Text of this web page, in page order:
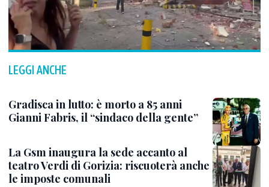
LEGGI ANCHE
Gradisca in lutto: è morto a 85 anni
Gianni Fabris, il “sindaco della gente”
La Gsm inaugura la sede accanto al
teatro Verdi di Gorizia: riscuoterà anche
le imposte comunali